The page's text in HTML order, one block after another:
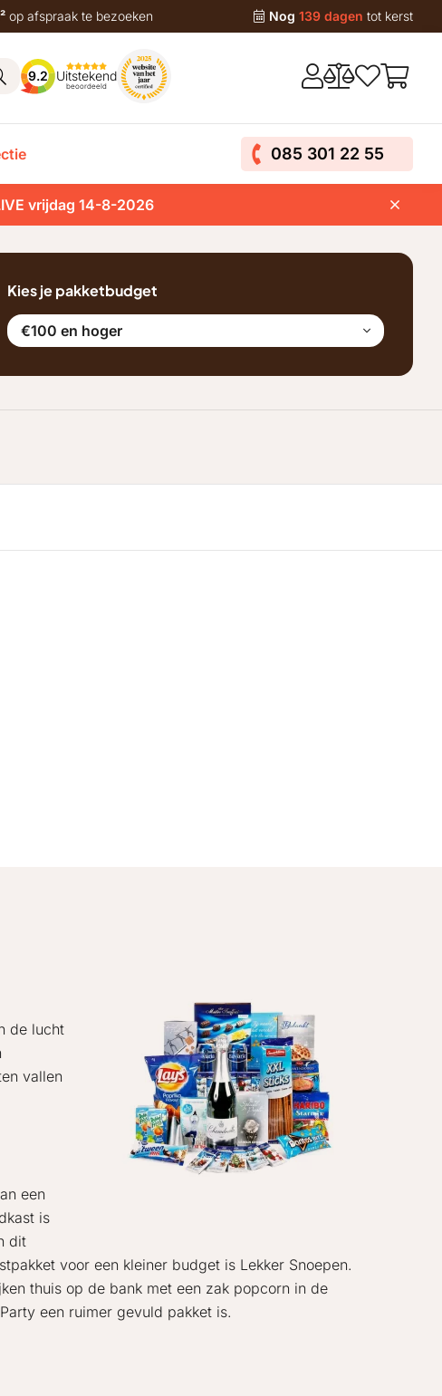
op afspraak te bezoeken Nog 139 dagen tot kerst
9.2 Uitstekend
beoordeeld
085 301 22 55
vrijdag 14-8-2026
Kies je pakketbudget
€100 en hoger
de lucht
vallen
een
is
dit
voor een kleiner budget is Lekker Snoepen.
thuis op de bank met een zak popcorn in de
een ruimer gevuld pakket is.